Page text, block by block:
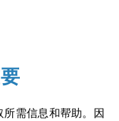
需信息和帮助。因